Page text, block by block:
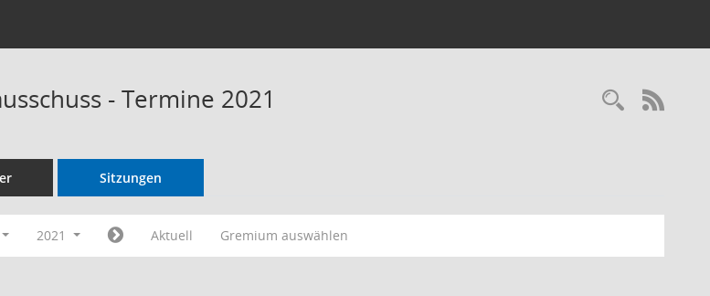
- Termine 2021
Sitzungen
2021 Aktuell Gremium auswählen